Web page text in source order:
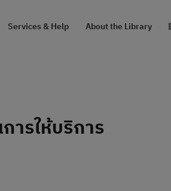
Services & Help About the Library
TOOLS
ารให้บริการ